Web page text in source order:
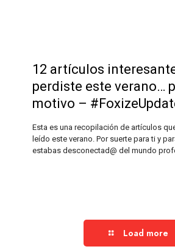
12 artículos
perdiste este verano…
motivo –
Esta es una recopilación de artículos
leído este verano. Por suerte para ti y
estabas desconectad@ del mundo
Load more